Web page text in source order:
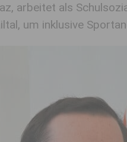
arbeitet als
um inklusive